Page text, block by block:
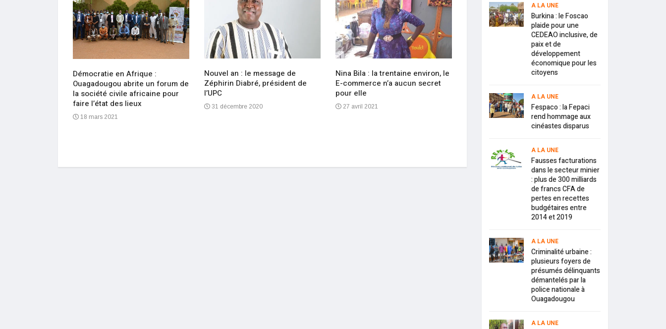
Démocratie en Afrique :
Ouagadougou abrite un forum de
la société civile africaine pour
faire l’état des lieux
18 mars 2021
Nouvel an : le message de
Zéphirin Diabré, président de
l’UPC
31 décembre 2020
Nina Bila : la trentaine environ, le
E-commerce n’a aucun secret
pour elle
27 avril 2021
Education : liste des élèves du
bourse scolaire
24 mars 2021
A LA UNE
Burkina : le Foscao
plaide pour une
CEDEAO inclusive, de
paix et de
développement
économique pour les
citoyens
A LA UNE
Fespaco : la Fepaci
rend hommage aux
cinéastes disparus
A LA UNE
Fausses facturations
dans le secteur minier
: plus de 300 milliards
de francs CFA de
pertes en recettes
budgétaires entre
2014 et 2019
A LA UNE
Criminalité urbaine :
plusieurs foyers de
présumés délinquants
démantelés par la
police nationale à
Ouagadougou
A LA UNE